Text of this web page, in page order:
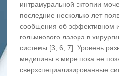
интрамуральной эктопии
последние несколько лет
сообщения об эффективном
гольмиевого лазера в
системы [3, 6, 7]. Уровень
медицины в мире пока не
сверхспециализированные